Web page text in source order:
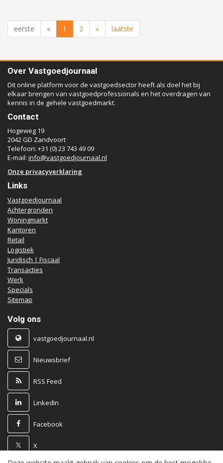
eerste « 1 2 » laatste
Over Vastgoedjournaal
Dit online platform voor de vastgoedsector heeft als doel het bij
elkaar brengen van vastgoedprofessionals en het overdragen van
kennis in de gehele vastgoedmarkt.
Contact
Hogeweg 19
2042 GD Zandvoort
Telefoon: +31 (0) 23 743 49 09
E-mail: info@vastgoedjournaal.nl
Onze privacyverklaring
Links
Vastgoedjournaal
Achtergronden
Woningmarkt
Kantoren
Retail
Logistiek
Juridisch | Fiscaal
Transacties
Werk
Specials
Sitemap
Volg ons
vastgoedjournaal.nl
Nieuwsbrief
RSS Feed
LinkedIn
Facebook
X